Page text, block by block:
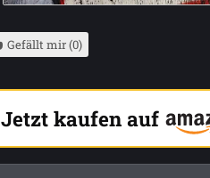
Gefällt mir (0)
Jetzt kaufen auf